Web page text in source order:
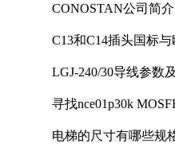
CONOSTAN公司简介
C13和C14插头国标
LGJ-240/30导线参数
寻找nce01p30k
电梯的尺寸有哪些规